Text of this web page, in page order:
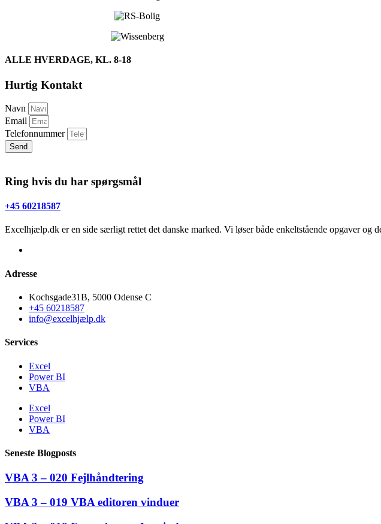
ALLE HVERDAGE, KL. 8-18
Hurtig Kontakt
Navn
Email
Telefonnummer
Send
Ring hvis du har spørgsmål
+45 60218587
Excelhjælp.dk er en side særligt rettet det danske marked. Vi løser både enkeltstående opgaver og
Adresse
Kochsgade31B, 5000 Odense C
+45 60218587
info@excelhjælp.dk
Services
Excel
Power BI
VBA
Excel
Power BI
VBA
Seneste Blogposts
VBA 3 – 020 Fejlhåndtering
VBA 3 – 019 VBA editoren vinduer